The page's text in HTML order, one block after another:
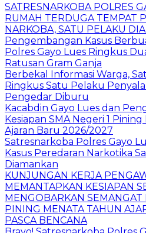
SATRESNARKOBA POLRES
RUMAH TERDUGA TEMPAT
NARKOBA, SATU PELAKU
Pengembangan Kasus
Polres Gayo Lues Ringkus
Ratusan Gram Ganja
Berbekal Informasi Warga,
Ringkus Satu Pelaku
Pengedar Diburu
Kacabdin Gayo Lues dan
Kesiapan SMA Negeri 1
Ajaran Baru 2026/2027
Satresnarkoba Polres Gayo
Kasus Peredaran Narkotika
Diamankan
KUNJUNGAN KERJA
MEMANTAPKAN KESIAPAN
MENGOBARKAN SEMANGAT
PINING MENATA TAHUN
PASCA BENCANA